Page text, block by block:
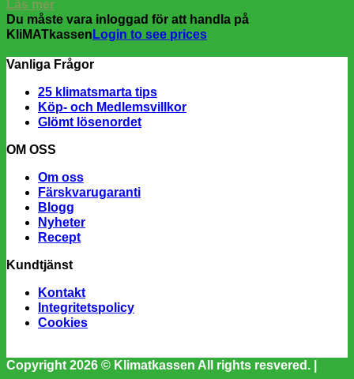
Läs mer
Du måste vara inloggad för att handla på
KliMATkassen Login to see prices
Vanliga Frågor
25 klimatsmarta tips
Köp- och Medlemsvillkor
Glömt lösenordet
OM OSS
Om oss
Färskvarugaranti
Blogg
Nyheter
Recept
Kundtjänst
Kontakt
Integritetspolicy
Cookies
Copyright 2026 © Klimatkassen All rights resvered. |